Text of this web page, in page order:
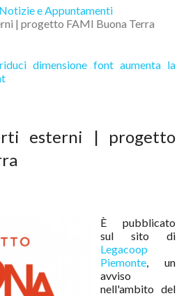
Notizie e Appuntamenti
| progetto FAMI Buona Terra
riduci dimensione font aumenta la
esterni | progetto
È pubblicato
sul sito di
Legacoop
Piemonte, un
avviso
nell'ambito del